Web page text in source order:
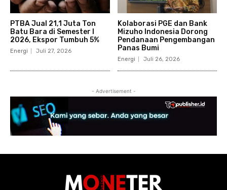
PTBA Jual 21,1 Juta Ton
Batu Bara di Semester I
2026, Ekspor Tumbuh 5%
Energi Juli 27, 2026
Kolaborasi PGE dan Bank
Mizuho Indonesia Dorong
Pendanaan Pengembangan
Panas Bumi
Energi Juli 26, 2026
- Advertisement -